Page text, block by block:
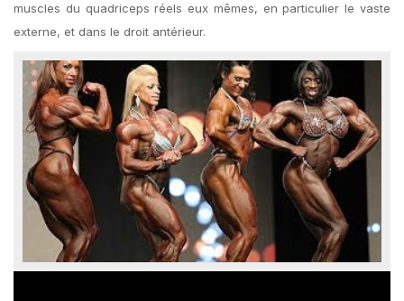
muscles du quadriceps réels eux mêmes, en particulier le vaste
externe, et dans le droit antérieur.